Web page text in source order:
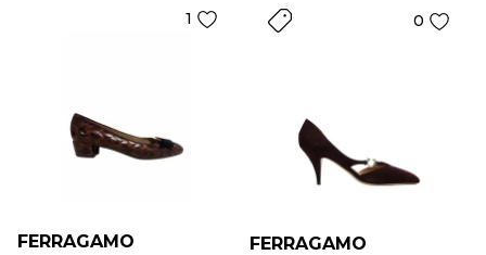
1
FERRAGAMO
0
FERRAGAMO